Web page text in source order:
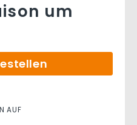
um
AUF